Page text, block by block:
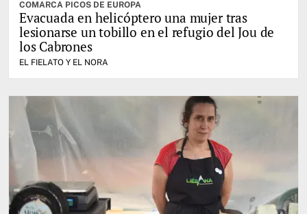
COMARCA PICOS DE EUROPA
Evacuada en helicóptero una mujer tras
lesionarse un tobillo en el refugio del Jou de
los Cabrones
EL FIELATO Y EL NORA